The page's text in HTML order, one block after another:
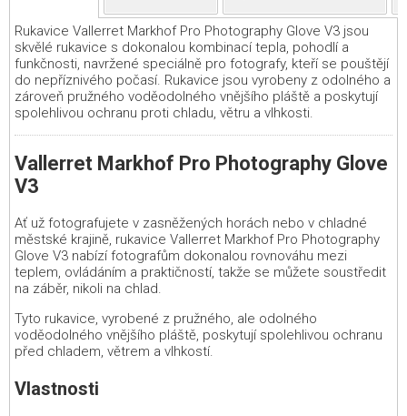
Rukavice Vallerret Markhof Pro Photography Glove V3 jsou
skvělé rukavice s dokonalou kombinací tepla, pohodlí a
funkčnosti, navržené speciálně pro fotografy, kteří se pouštějí
do nepříznivého počasí. Rukavice jsou vyrobeny z odolného a
zároveň pružného voděodolného vnějšího pláště a poskytují
spolehlivou ochranu proti chladu, větru a vlhkosti.
Vallerret Markhof Pro Photography Glove
V3
Ať už fotografujete v zasněžených horách nebo v chladné
městské krajině, rukavice Vallerret Markhof Pro Photography
Glove V3 nabízí fotografům dokonalou rovnováhu mezi
teplem, ovládáním a praktičností, takže se můžete soustředit
na záběr, nikoli na chlad.
Tyto rukavice, vyrobené z pružného, ale odolného
voděodolného vnějšího pláště, poskytují spolehlivou ochranu
před chladem, větrem a vlhkostí.
Vlastnosti